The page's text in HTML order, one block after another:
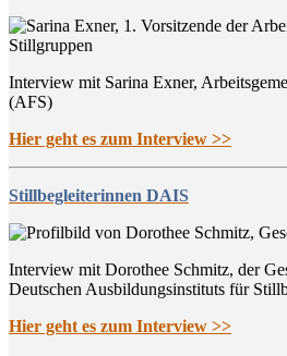
Interview mit Sarina Exner,
(AFS)
Hier geht es zum Interview >>
Stillbegleiterinnen DAIS
Interview mit Dorothee Schmitz, der
Deutschen Ausbildungsinstituts für
Hier geht es zum Interview >>